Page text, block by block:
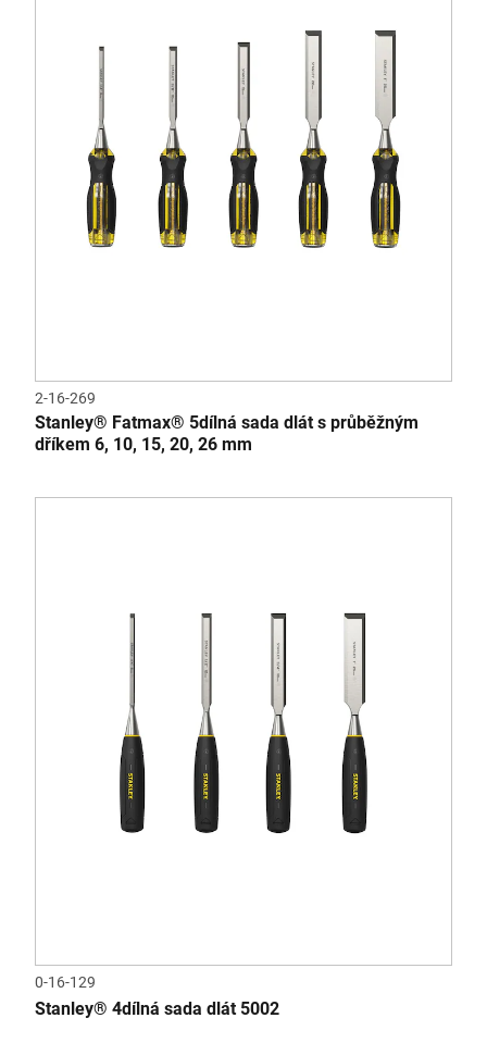
2-16-269
Stanley® Fatmax® 5dílná sada dlát s průběžným
dříkem 6, 10, 15, 20, 26 mm
0-16-129
Stanley® 4dílná sada dlát 5002